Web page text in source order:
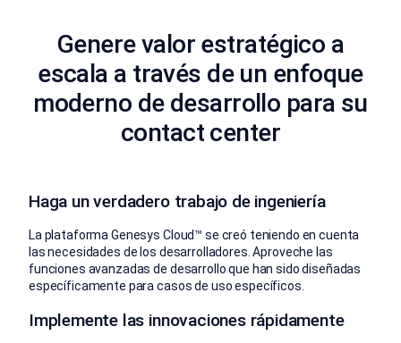
Genere valor estratégico a
escala a través de un enfoque
moderno de desarrollo para su
contact center
Haga un verdadero trabajo de ingeniería
La plataforma Genesys Cloud™ se creó teniendo en cuenta
las necesidades de los desarrolladores. Aproveche las
funciones avanzadas de desarrollo que han sido diseñadas
específicamente para casos de uso específicos.
Implemente las innovaciones rápidamente